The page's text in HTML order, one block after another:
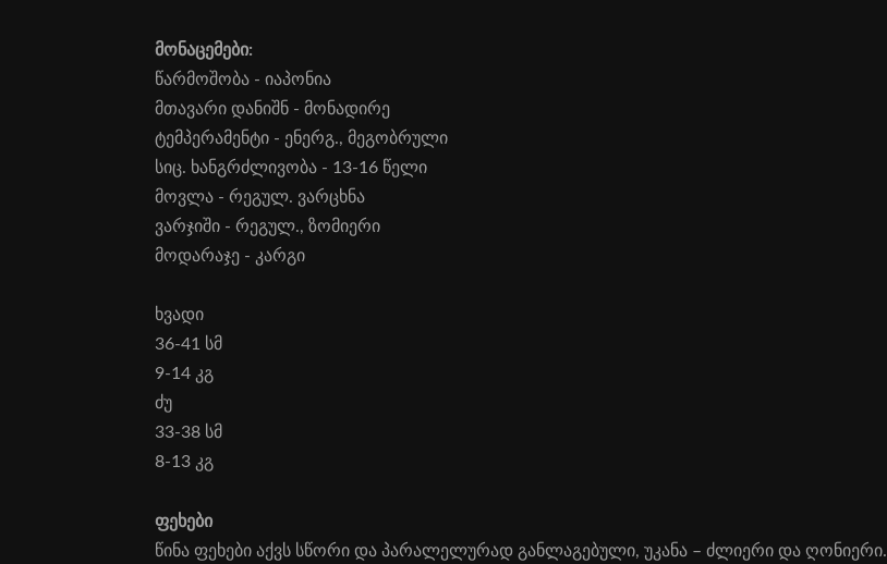
მონაცემები:
წარმოშობა - იაპონია
მთავარი დანიშნ - მონადირე
ტემპერამენტი - ენერგ., მეგობრული
სიც. ხანგრძლივობა - 13-16 წელი
მოვლა - რეგულ. ვარცხნა
ვარჯიში - რეგულ., ზომიერი
მოდარაჯე - კარგი
ხვადი
36-41 სმ
9-14 კგ
ძუ
33-38 სმ
8-13 კგ
ფე­ხე­ბი
წი­ნა ფე­ხე­ბი აქვს სწო­რი და პა­რა­ლე­ლუ­რად გან­ლა­გე­ბუ­ლი, უკა­ნა – ძლი­ე­რი და ღო­ნი­ე­რი.